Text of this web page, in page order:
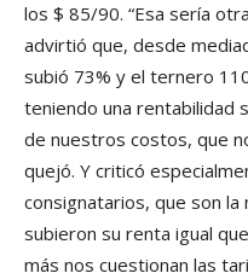
los $ 85/90. “Esa sería
advirtió que, desde
subió 73% y el ternero
teniendo una rentabilidad
de nuestros costos, que
quejó. Y criticó
consignatarios, que son
subieron su renta igual
más nos cuestionan las